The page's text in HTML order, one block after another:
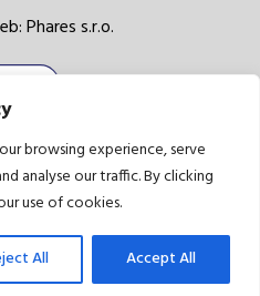
browsing experience, serve
analyse our traffic. By clicking
use of cookies.
All Accept All
Phares s.r.o.